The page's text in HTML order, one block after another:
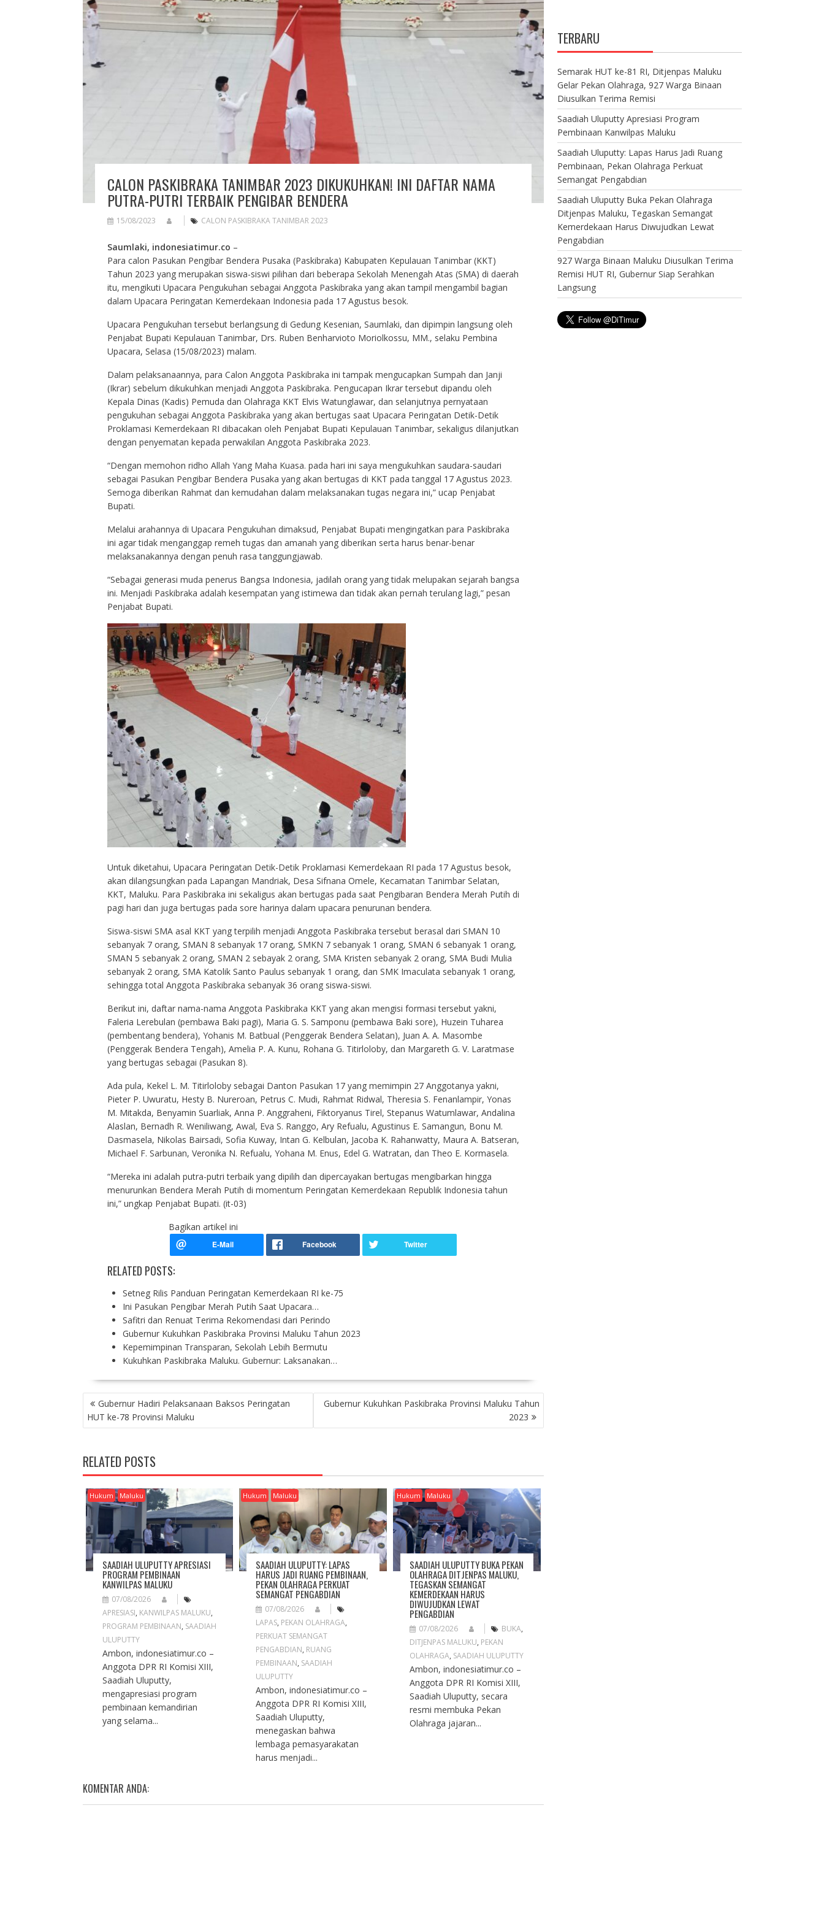
CALON PASKIBRAKA TANIMBAR 2023 DIKUKUHKAN! INI DAFTAR NAMA
PUTRA-PUTRI TERBAIK PENGIBAR BENDERA
15/08/2023 CALON PASKIBRAKA TANIMBAR 2023
Saumlaki, indonesiatimur.co –
Para calon Pasukan Pengibar Bendera Pusaka (Paskibraka) Kabupaten Kepulauan Tanimbar (KKT)
Tahun 2023 yang merupakan siswa-siswi pilihan dari beberapa Sekolah Menengah Atas (SMA) di daerah
itu, mengikuti Upacara Pengukuhan sebagai Anggota Paskibraka yang akan tampil mengambil bagian
dalam Upacara Peringatan Kemerdekaan Indonesia pada 17 Agustus besok.
Upacara Pengukuhan tersebut berlangsung di Gedung Kesenian, Saumlaki, dan dipimpin langsung oleh
Penjabat Bupati Kepulauan Tanimbar, Drs. Ruben Benharvioto Moriolkossu, MM., selaku Pembina
Upacara, Selasa (15/08/2023) malam.
Dalam pelaksanaannya, para Calon Anggota Paskibraka ini tampak mengucapkan Sumpah dan Janji
(Ikrar) sebelum dikukuhkan menjadi Anggota Paskibraka. Pengucapan Ikrar tersebut dipandu oleh
Kepala Dinas (Kadis) Pemuda dan Olahraga KKT Elvis Watunglawar, dan selanjutnya pernyataan
pengukuhan sebagai Anggota Paskibraka yang akan bertugas saat Upacara Peringatan Detik-Detik
Proklamasi Kemerdekaan RI dibacakan oleh Penjabat Bupati Kepulauan Tanimbar, sekaligus dilanjutkan
dengan penyematan kepada perwakilan Anggota Paskibraka 2023.
“Dengan memohon ridho Allah Yang Maha Kuasa. pada hari ini saya mengukuhkan saudara-saudari
sebagai Pasukan Pengibar Bendera Pusaka yang akan bertugas di KKT pada tanggal 17 Agustus 2023.
Semoga diberikan Rahmat dan kemudahan dalam melaksanakan tugas negara ini,” ucap Penjabat
Bupati.
Melalui arahannya di Upacara Pengukuhan dimaksud, Penjabat Bupati mengingatkan para Paskibraka
ini agar tidak menganggap remeh tugas dan amanah yang diberikan serta harus benar-benar
melaksanakannya dengan penuh rasa tanggungjawab.
“Sebagai generasi muda penerus Bangsa Indonesia, jadilah orang yang tidak melupakan sejarah bangsa
ini. Menjadi Paskibraka adalah kesempatan yang istimewa dan tidak akan pernah terulang lagi,” pesan
Penjabat Bupati.
Untuk diketahui, Upacara Peringatan Detik-Detik Proklamasi Kemerdekaan RI pada 17 Agustus besok,
akan dilangsungkan pada Lapangan Mandriak, Desa Sifnana Omele, Kecamatan Tanimbar Selatan,
KKT, Maluku. Para Paskibraka ini sekaligus akan bertugas pada saat Pengibaran Bendera Merah Putih di
pagi hari dan juga bertugas pada sore harinya dalam upacara penurunan bendera.
Siswa-siswi SMA asal KKT yang terpilih menjadi Anggota Paskibraka tersebut berasal dari SMAN 10
sebanyak 7 orang, SMAN 8 sebanyak 17 orang, SMKN 7 sebanyak 1 orang, SMAN 6 sebanyak 1 orang,
SMAN 5 sebanyak 2 orang, SMAN 2 sebayak 2 orang, SMA Kristen sebanyak 2 orang, SMA Budi Mulia
sebanyak 2 orang, SMA Katolik Santo Paulus sebanyak 1 orang, dan SMK Imaculata sebanyak 1 orang,
sehingga total Anggota Paskibraka sebanyak 36 orang siswa-siswi.
Berikut ini, daftar nama-nama Anggota Paskibraka KKT yang akan mengisi formasi tersebut yakni,
Faleria Lerebulan (pembawa Baki pagi), Maria G. S. Samponu (pembawa Baki sore), Huzein Tuharea
(pembentang bendera), Yohanis M. Batbual (Penggerak Bendera Selatan), Juan A. A. Masombe
(Penggerak Bendera Tengah), Amelia P. A. Kunu, Rohana G. Titirloloby, dan Margareth G. V. Laratmase
yang bertugas sebagai (Pasukan 8).
Ada pula, Kekel L. M. Titirloloby sebagai Danton Pasukan 17 yang memimpin 27 Anggotanya yakni,
Pieter P. Uwuratu, Hesty B. Nureroan, Petrus C. Mudi, Rahmat Ridwal, Theresia S. Fenanlampir, Yonas
M. Mitakda, Benyamin Suarliak, Anna P. Anggraheni, Fiktoryanus Tirel, Stepanus Watumlawar, Andalina
Alaslan, Bernadh R. Weniliwang, Awal, Eva S. Ranggo, Ary Refualu, Agustinus E. Samangun, Bonu M.
Dasmasela, Nikolas Bairsadi, Sofia Kuway, Intan G. Kelbulan, Jacoba K. Rahanwatty, Maura A. Batseran,
Michael F. Sarbunan, Veronika N. Refualu, Yohana M. Enus, Edel G. Watratan, dan Theo E. Kormasela.
“Mereka ini adalah putra-putri terbaik yang dipilih dan dipercayakan bertugas mengibarkan hingga
menurunkan Bendera Merah Putih di momentum Peringatan Kemerdekaan Republik Indonesia tahun
ini,” ungkap Penjabat Bupati. (it-03)
Bagikan artikel ini
RELATED POSTS:
Setneg Rilis Panduan Peringatan Kemerdekaan RI ke-75
Ini Pasukan Pengibar Merah Putih Saat Upacara…
Safitri dan Renuat Terima Rekomendasi dari Perindo
Gubernur Kukuhkan Paskibraka Provinsi Maluku Tahun 2023
Kepemimpinan Transparan, Sekolah Lebih Bermutu
Kukuhkan Paskibraka Maluku. Gubernur: Laksanakan…
P
O
S
N
A
V
G
A
T
O
N
Gubernur Hadiri Pelaksanaan Baksos Peringatan
HUT ke-78 Provinsi Maluku
Gubernur Kukuhkan Paskibraka Provinsi Maluku Tahun
2023
RELATED POSTS
Hukum Maluku
SAADIAH ULUPUTTY APRESIASI
PROGRAM PEMBINAAN
KANWILPAS MALUKU
07/08/2026
APRESIASI, KANWILPAS MALUKU,
PROGRAM PEMBINAAN, SAADIAH
ULUPUTTY
Ambon, indonesiatimur.co –
Anggota DPR RI Komisi XIII,
Saadiah Uluputty,
mengapresiasi program
pembinaan kemandirian
yang selama...
Hukum Maluku
SAADIAH ULUPUTTY: LAPAS
HARUS JADI RUANG PEMBINAAN,
PEKAN OLAHRAGA PERKUAT
SEMANGAT PENGABDIAN
07/08/2026
LAPAS, PEKAN OLAHRAGA,
PERKUAT SEMANGAT
PENGABDIAN, RUANG
PEMBINAAN, SAADIAH
ULUPUTTY
Ambon, indonesiatimur.co –
Anggota DPR RI Komisi XIII,
Saadiah Uluputty,
menegaskan bahwa
lembaga pemasyarakatan
harus menjadi...
Hukum Maluku
SAADIAH ULUPUTTY BUKA PEKAN
OLAHRAGA DITJENPAS MALUKU,
TEGASKAN SEMANGAT
KEMERDEKAAN HARUS
DIWUJUDKAN LEWAT
PENGABDIAN
07/08/2026 BUKA,
DITJENPAS MALUKU, PEKAN
OLAHRAGA, SAADIAH ULUPUTTY
Ambon, indonesiatimur.co –
Anggota DPR RI Komisi XIII,
Saadiah Uluputty, secara
resmi membuka Pekan
Olahraga jajaran...
KOMENTAR ANDA:
TERBARU
Semarak HUT ke-81 RI, Ditjenpas Maluku
Gelar Pekan Olahraga, 927 Warga Binaan
Diusulkan Terima Remisi
Saadiah Uluputty Apresiasi Program
Pembinaan Kanwilpas Maluku
Saadiah Uluputty: Lapas Harus Jadi Ruang
Pembinaan, Pekan Olahraga Perkuat
Semangat Pengabdian
Saadiah Uluputty Buka Pekan Olahraga
Ditjenpas Maluku, Tegaskan Semangat
Kemerdekaan Harus Diwujudkan Lewat
Pengabdian
927 Warga Binaan Maluku Diusulkan Terima
Remisi HUT RI, Gubernur Siap Serahkan
Langsung